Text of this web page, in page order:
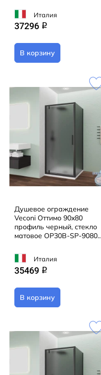
поддона)
Италия
37296 q
В корзину
Душевое ограждение
Veconi Оттимо 90x80
профиль черный, стекло
матовое OP30B-SP-9080-
Италия
35469 q
В корзину